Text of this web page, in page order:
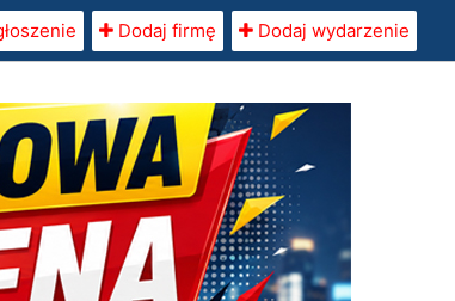
Dodaj firmę Dodaj wydarzenie